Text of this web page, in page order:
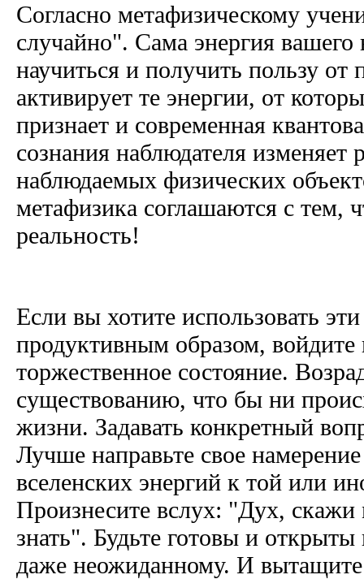
Согласно метафизическому
случайно". Сама энергия
научиться и получить пользу от
активирует те энергии, от
признает и современная
сознания наблюдателя изменяет
наблюдаемых физических
метафизика соглашаются с тем,
реальность!
Если вы хотите использовать
продуктивным образом, войдите
торжественное состояние.
существованию, что бы ни
жизни. Задавать конкретный
Лучше направьте свое
вселенских энергий к той или
Произнесите вслух: "Дух,
знать". Будьте готовы и
даже неожиданному. И